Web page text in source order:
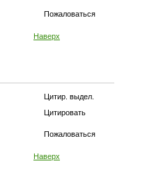
Пожаловаться
Наверх
Цитир. выдел.
Цитировать
Пожаловаться
Наверх